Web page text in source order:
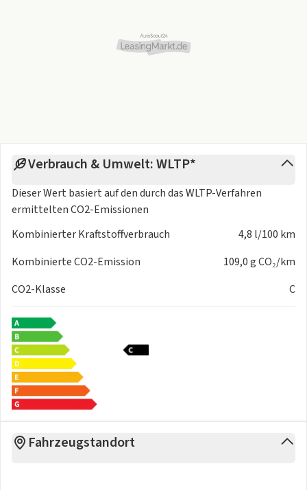
Verbrauch & Umwelt: WLTP*
Dieser Wert basiert auf den durch dasWLTP-Verfahren
ermittelten CO2-Emissionen
Kombinierter Kraftstoffverbrauch
4,8 l/100 km
Kombinierte CO2-Emission
109,0 g CO₂/km
CO2-Klasse
C
Fahrzeugstandort